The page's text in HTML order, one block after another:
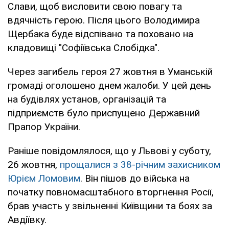
Слави, щоб висловити свою повагу та
вдячність герою. Після цього Володимира
Щербака буде відспівано та поховано на
кладовищі "Софіївська Слобідка".
Через загибель героя 27 жовтня в Уманській
громаді оголошено днем жалоби. У цей день
на будівлях установ, організацій та
підприємств було приспущено Державний
Прапор України.
Раніше повідомлялося, що у Львові у суботу,
26 жовтня, прощалися з 38-річним захисником
Юрієм Ломовим. Він пішов до війська на
початку повномасштабного вторгнення Росії,
брав участь у звільненні Київщини та боях за
Авдіївку.